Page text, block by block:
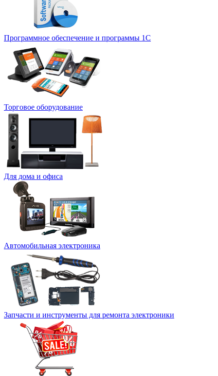
Программное обеспечение и программы 1С
Торговое оборудование
Для дома и офиса
Автомобильная электроника
Запчасти и инструменты для ремонта электроники